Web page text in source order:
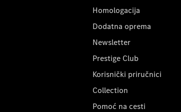
Homologacija
Dodatna oprema
Newsletter
Prestige Club
Korisnički priručnici
Collection
Pomoć na cesti